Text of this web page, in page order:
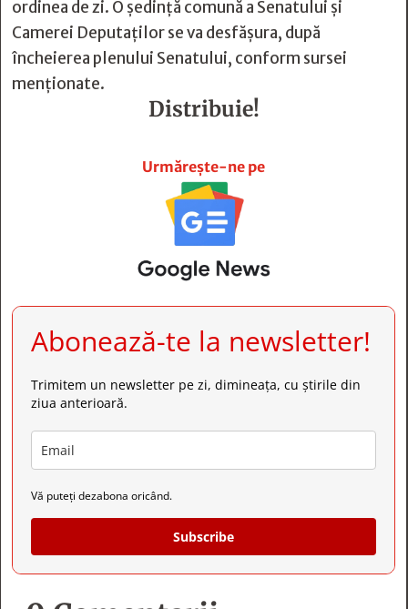
ordinea de zi. O şedinţă comună a Senatului şi
Camerei Deputaţilor se va desfăşura, după
încheierea plenului Senatului, conform sursei
menţionate.
Distribuie!
Urmărește-ne pe
Abonează-te la newsletter!
Trimitem un newsletter pe zi, dimineața, cu știrile din
ziua anterioară.
Vă puteți dezabona oricând.
Subscribe